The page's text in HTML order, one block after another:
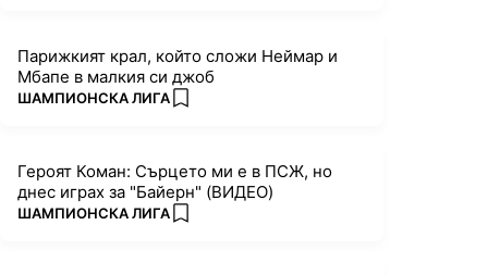
Парижкият крал, който сложи Неймар и
Мбапе в малкия си джоб
ПОВЕЧЕ ОТ
ШАМПИОНСКА ЛИГА add favorites
Героят Коман: Сърцето ми е в ПСЖ, но
днес играх за "Байерн" (ВИДЕО)
ПОВЕЧЕ ОТ
ШАМПИОНСКА ЛИГА add favorites